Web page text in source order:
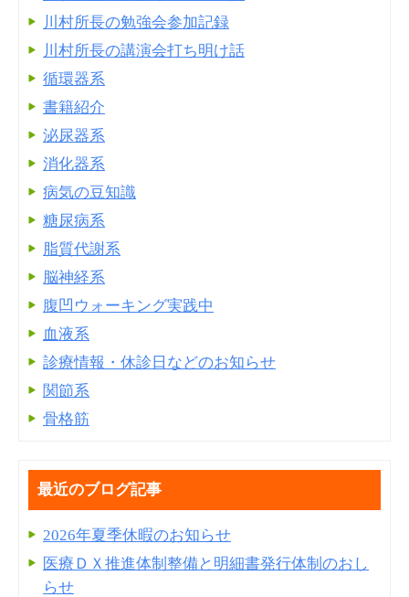
川村所長の勉強会参加記録
川村所長の講演会打ち明け話
循環器系
書籍紹介
泌尿器系
消化器系
病気の豆知識
糖尿病系
脂質代謝系
脳神経系
腹凹ウォーキング実践中
血液系
診療情報・休診日などのお知らせ
関節系
骨格筋
最近のブログ記事
2026年夏季休暇のお知らせ
医療ＤＸ推進体制整備と明細書発⾏体制のおし
らせ